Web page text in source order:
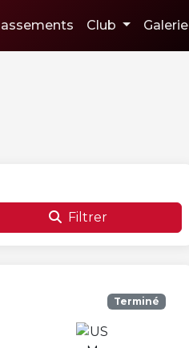
Club Galerie
Filtrer
Terminé